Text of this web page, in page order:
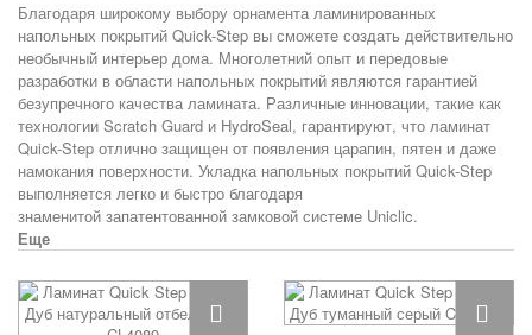
Благодаря широкому выбору орнамента ламинированных
напольных покрытий Quick-Step вы сможете создать действительно
необычный интерьер дома. Многолетний опыт и передовые
разработки в области напольных покрытий являются гарантией
безупречного качества ламината. Различные инновации, такие как
технологии Scratch Guard и HydroSeal, гарантируют, что ламинат
Quick-Step отлично защищен от появления царапин, пятен и даже
намокания поверхности. Укладка напольных покрытий Quick-Step
выполняется легко и быстро благодаря
знаменитой запатентованной замковой системе Uniclic.
Еще